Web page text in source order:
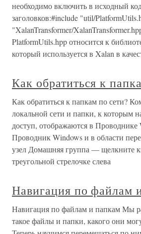
необходимо включить в исходный
заголовков:#include "util/
"XalanTransformer/
PlatformUtils.hpp относится к
который используется в Xalan в
Как обратиться к
Как обратиться к папкам по сети?
локальной сети и папки, к которым
доступ, отображаются в
Проводник Windows и в области
узел Домашняя группа — щелкните
треугольной стрелочке слева
Навигация по файлам
Навигация по файлам и папкам Мы
такое файлы и папки, какого они